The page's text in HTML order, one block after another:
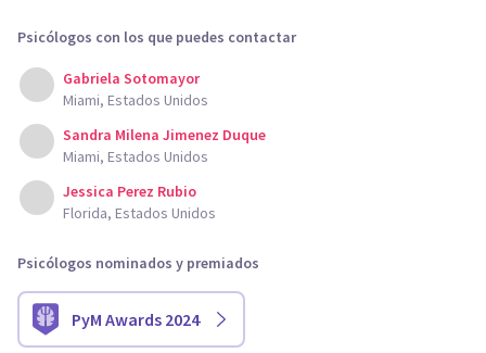
Psicólogos con los que puedes contactar
Gabriela Sotomayor
Miami, Estados Unidos
Sandra Milena Jimenez Duque
Miami, Estados Unidos
Jessica Perez Rubio
Florida, Estados Unidos
Psicólogos nominados y premiados
PyM Awards 2024